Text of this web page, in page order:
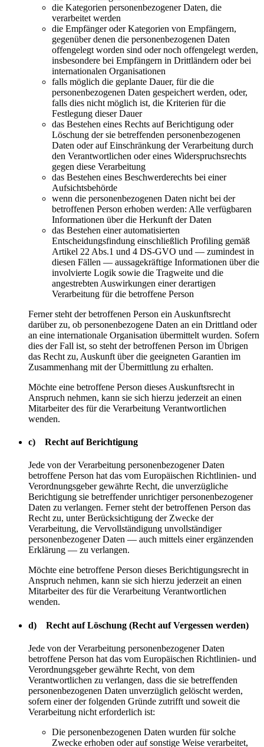
die Kategorien personenbezogener Daten, die
verarbeitet werden
die Empfänger oder Kategorien von Empfängern,
gegenüber denen die personenbezogenen Daten
offengelegt worden sind oder noch offengelegt werden,
insbesondere bei Empfängern in Drittländern oder bei
internationalen Organisationen
falls möglich die geplante Dauer, für die die
personenbezogenen Daten gespeichert werden, oder,
falls dies nicht möglich ist, die Kriterien für die
Festlegung dieser Dauer
das Bestehen eines Rechts auf Berichtigung oder
Löschung der sie betreffenden personenbezogenen
Daten oder auf Einschränkung der Verarbeitung durch
den Verantwortlichen oder eines Widerspruchsrechts
gegen diese Verarbeitung
das Bestehen eines Beschwerderechts bei einer
Aufsichtsbehörde
wenn die personenbezogenen Daten nicht bei der
betroffenen Person erhoben werden: Alle verfügbaren
Informationen über die Herkunft der Daten
das Bestehen einer automatisierten
Entscheidungsfindung einschließlich Profiling gemäß
Artikel 22 Abs.1 und 4 DS-GVO und — zumindest in
diesen Fällen — aussagekräftige Informationen über die
involvierte Logik sowie die Tragweite und die
angestrebten Auswirkungen einer derartigen
Verarbeitung für die betroffene Person
Ferner steht der betroffenen Person ein Auskunftsrecht
darüber zu, ob personenbezogene Daten an ein Drittland oder
an eine internationale Organisation übermittelt wurden. Sofern
dies der Fall ist, so steht der betroffenen Person im Übrigen
das Recht zu, Auskunft über die geeigneten Garantien im
Zusammenhang mit der Übermittlung zu erhalten.
Möchte eine betroffene Person dieses Auskunftsrecht in
Anspruch nehmen, kann sie sich hierzu jederzeit an einen
Mitarbeiter des für die Verarbeitung Verantwortlichen
wenden.
c) Recht auf Berichtigung
Jede von der Verarbeitung personenbezogener Daten
betroffene Person hat das vom Europäischen Richtlinien- und
Verordnungsgeber gewährte Recht, die unverzügliche
Berichtigung sie betreffender unrichtiger personenbezogener
Daten zu verlangen. Ferner steht der betroffenen Person das
Recht zu, unter Berücksichtigung der Zwecke der
Verarbeitung, die Vervollständigung unvollständiger
personenbezogener Daten — auch mittels einer ergänzenden
Erklärung — zu verlangen.
Möchte eine betroffene Person dieses Berichtigungsrecht in
Anspruch nehmen, kann sie sich hierzu jederzeit an einen
Mitarbeiter des für die Verarbeitung Verantwortlichen
wenden.
d) Recht auf Löschung (Recht auf Vergessen werden)
Jede von der Verarbeitung personenbezogener Daten
betroffene Person hat das vom Europäischen Richtlinien- und
Verordnungsgeber gewährte Recht, von dem
Verantwortlichen zu verlangen, dass die sie betreffenden
personenbezogenen Daten unverzüglich gelöscht werden,
sofern einer der folgenden Gründe zutrifft und soweit die
Verarbeitung nicht erforderlich ist:
Die personenbezogenen Daten wurden für solche
Zwecke erhoben oder auf sonstige Weise verarbeitet,